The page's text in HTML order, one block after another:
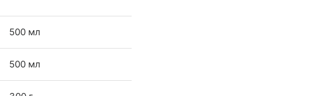
500 мл
500 мл